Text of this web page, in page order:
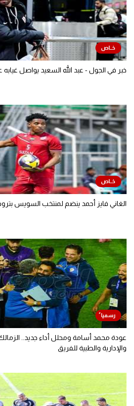
خبر في الجول - عبد الله السعيد يواصل غيابه
الغاني فايز أحمد ينضم لمنتخب السويس
عودة محمد أسامة ومحلل أداء جديد.. الزمالك
والإدارية والطبية للفريق